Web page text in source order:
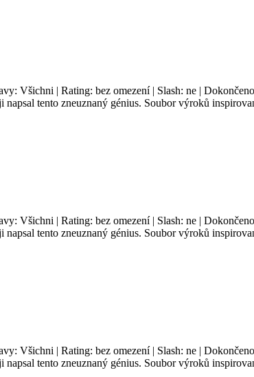
Všichni | Rating: bez omezení | Slash: ne |
tento zneuznaný génius. Soubor výroků
Všichni | Rating: bez omezení | Slash: ne |
tento zneuznaný génius. Soubor výroků
Všichni | Rating: bez omezení | Slash: ne |
tento zneuznaný génius. Soubor výroků